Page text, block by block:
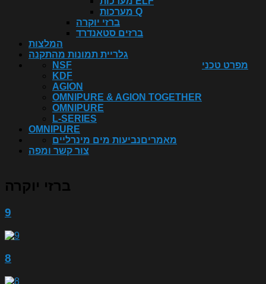
מערכות Q
ברזי יוקרה
ברזים סטאנדרד
המלצות
גלריית תמונות מהתקנה
מפרט טכני
NSF
KDF
AGION
OMNIPURE & AGION TOGETHER
OMNIPURE
L-SERIES
OMNIPURE
מאמריםנביעות מים מינרליים
צור קשר ומפה
ברזי יוקרה
9
8